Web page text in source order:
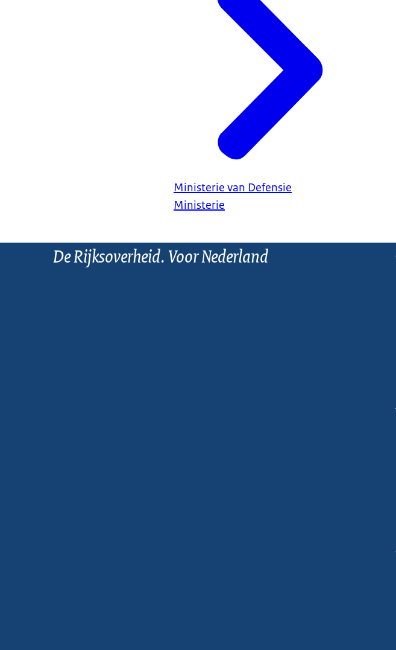
Ministerie van Defensie
Ministerie
De Rijksoverheid. Voor Nederland